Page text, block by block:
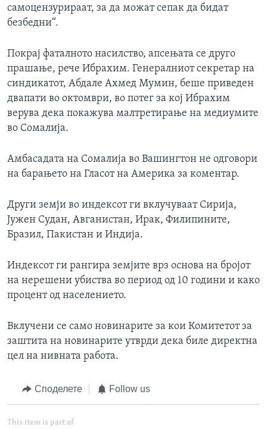
самоцензурираат, за да можат сепак да бидат
безбедни“.
Покрај фаталното насилство, апсењата се друго
прашање, рече Ибрахим. Генералниот секретар на
синдикатот, Абдале Ахмед Мумин, беше приведен
двапати во октомври, во потег за кој Ибрахим
верува дека покажува малтретирање на медиумите
во Сомалија.
Амбасадата на Сомалија во Вашингтон не одговори
на барањето на Гласот на Америка за коментар.
Други земји во индексот ги вклучуваат Сирија,
Јужен Судан, Авганистан, Ирак, Филипините,
Бразил, Пакистан и Индија.
Индексот ги рангира земјите врз основа на бројот
на нерешени убиства во период од 10 години и како
процент од населението.
Вклучени се само новинарите за кои Комитетот за
заштита на новинарите утврди дека биле директна
цел на нивната работа.
Споделете Follow us
This item is part of